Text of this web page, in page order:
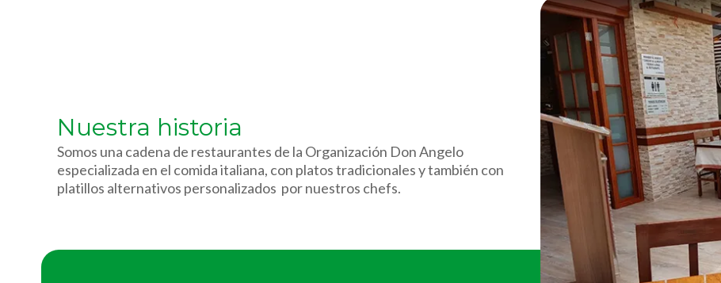
Nuestra historia
Somos una cadena de restaurantes de la Organización Don Angelo
especializada en el comida italiana, con platos tradicionales y también con
platillos alternativos personalizados por nuestros chefs.